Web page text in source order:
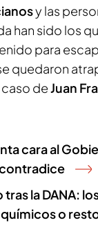
y las
han sido los
para
quedaron
deJuan
cara al
contradice
tras la DANA:
o